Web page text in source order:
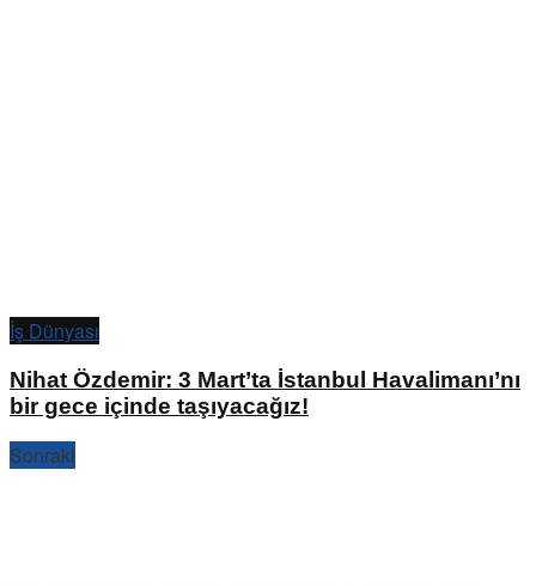
İş Dünyası
Nihat Özdemir: 3 Mart’ta İstanbul Havalimanı’nı
bir gece içinde taşıyacağız!
Sonraki